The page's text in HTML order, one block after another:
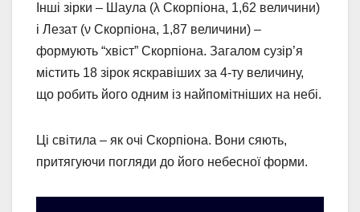
Інші зірки – Шаула (λ Скорпіона, 1,62 величини)
і Лезат (ν Скорпіона, 1,87 величини) –
формують “хвіст” Скорпіона. Загалом сузір’я
містить 18 зірок яскравіших за 4-ту величину,
що робить його одним із найпомітніших на небі.
Ці світила – як очі Скорпіона. Вони сяють,
притягуючи погляди до його небесної форми.